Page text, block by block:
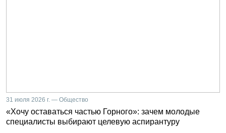
31 июля 2026 г. — Общество
«Хочу оставаться частью Горного»: зачем молодые
специалисты выбирают целевую аспирантуру